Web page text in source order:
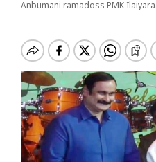
o
Anbumani ramadoss PMK